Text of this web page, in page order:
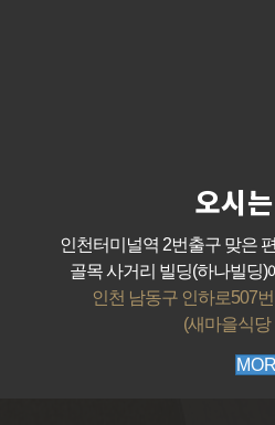
오시
인천터미널역 2번출구 맞은
골목 사거리 빌딩(하나빌딩)
인천 남동구 인하로507
(새마을식당